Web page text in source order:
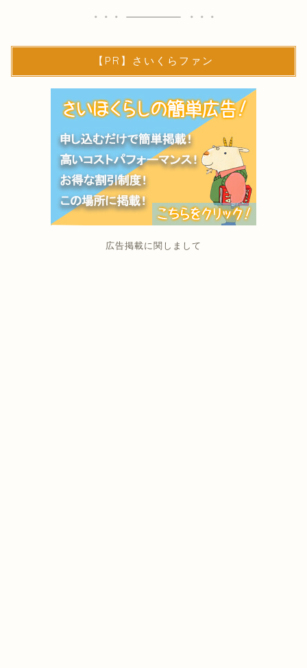
【PR】さいくらファン
広告掲載に関しまして